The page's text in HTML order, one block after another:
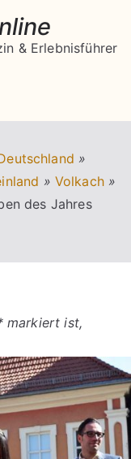
& Erlebnisführer
»
» Volkach »
des Jahres
markiert ist,